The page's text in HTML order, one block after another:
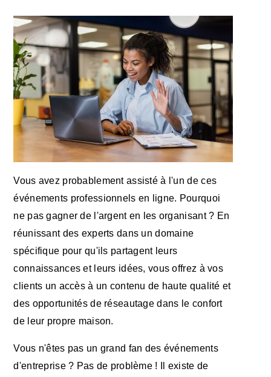
Vous avez probablement assisté à l'un de ces
événements professionnels en ligne. Pourquoi
ne pas gagner de l'argent en les organisant ? En
réunissant des experts dans un domaine
spécifique pour qu'ils partagent leurs
connaissances et leurs idées, vous offrez à vos
clients un accès à un contenu de haute qualité et
des opportunités de réseautage dans le confort
de leur propre maison.
Vous n'êtes pas un grand fan des événements
d'entreprise ? Pas de problème ! Il existe de